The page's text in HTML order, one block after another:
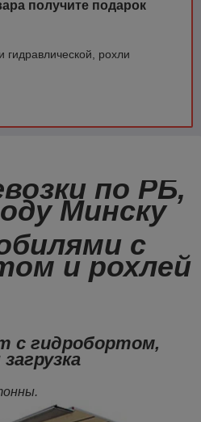
получите подарок
гидравлической, рохли
по РБ,
Минску
с
и рохлей
с гидробортом,